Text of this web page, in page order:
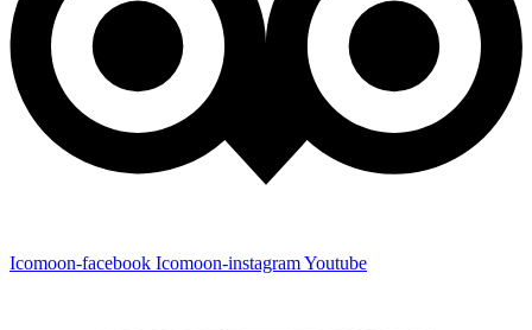
Icomoon-facebook Icomoon-instagramYoutube